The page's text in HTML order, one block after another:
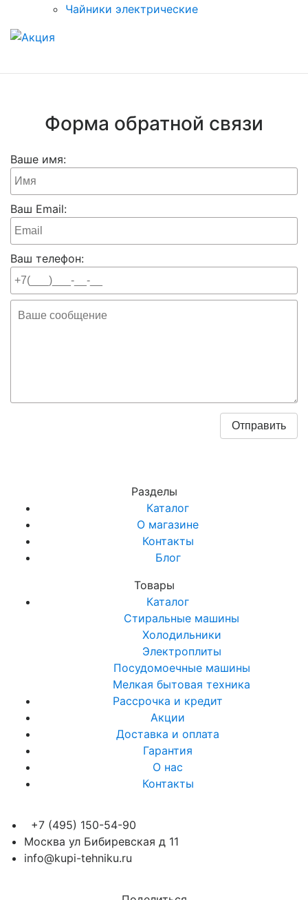
Чайники электрические
Форма обратной связи
Ваше имя:
Ваш Email:
Ваш телефон:
Разделы
Каталог
О магазине
Контакты
Блог
Товары
Каталог
Стиральные машины
Холодильники
Электроплиты
Посудомоечные машины
Мелкая бытовая техника
Рассрочка и кредит
Акции
Доставка и оплата
Гарантия
О нас
Контакты
+7 (495) 150-54-90
Москва ул Бибиревская д 11
info@kupi-tehniku.ru